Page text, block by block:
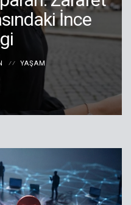
İnce
YAŞAM